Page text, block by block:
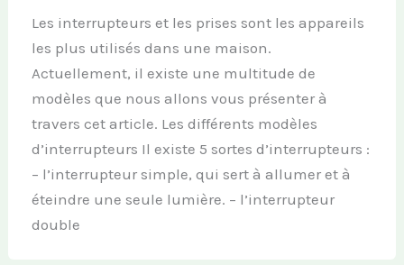
Les interrupteurs et les prises sont les appareils
les plus utilisés dans une maison.
Actuellement, il existe une multitude de
modèles que nous allons vous présenter à
travers cet article. Les différents modèles
d’interrupteurs Il existe 5 sortes d’interrupteurs :
– l’interrupteur simple, qui sert à allumer et à
éteindre une seule lumière. – l’interrupteur
double